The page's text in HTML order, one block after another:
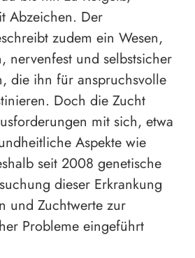
Abzeichen. Der
zudem ein Wesen,
nervenfest und selbstsicher
die ihn für anspruchsvolle
Doch die Zucht
mit sich, etwa
Aspekte wie
seit 2008 genetische
dieser Erkrankung
und Zuchtwerte zur
Probleme eingeführt